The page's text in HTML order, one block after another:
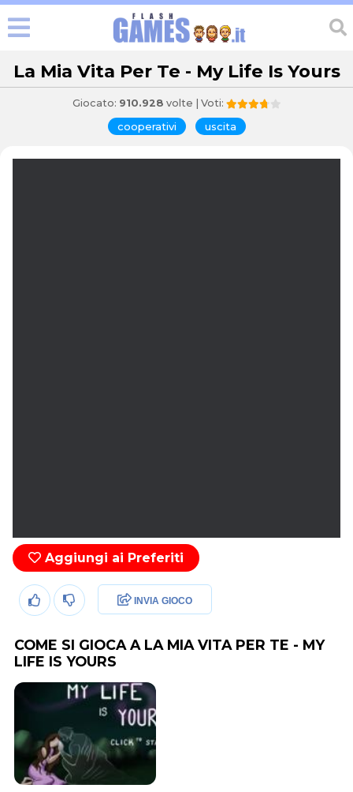
La Mia Vita Per Te - My Life Is Yours
Giocato: 910.928 volte | Voti:
cooperativi uscita
Aggiungi ai Preferiti
INVIA GIOCO
COME SI GIOCA A LA MIA VITA PER TE - MY
LIFE IS YOURS